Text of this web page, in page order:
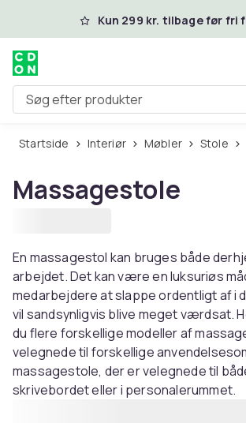
Spring til hovedindhold
Kun 299 kr. tilbage før fri
Søg efter produkter
Startside Interiør Møbler Stole
Massagestole
En massagestol kan bruges både
arbejdet. Det kan være en luksuriøs
medarbejdere at slappe ordentligt af i
vil sandsynligvis blive meget værdsat.
du flere forskellige modeller af
velegnede til forskellige
massagestole, der er velegnede til
skrivebordet eller i personalerummet.